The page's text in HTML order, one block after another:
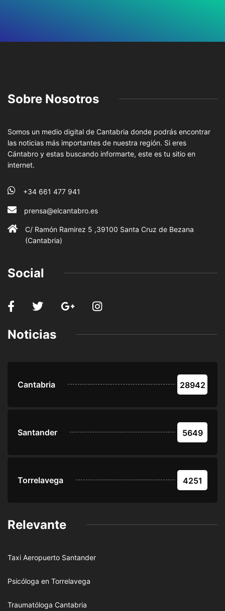
Sobre Nosotros
Somos un medio digital de Cantabria donde podrás encontrar
las noticias más importantes de nuestra región. Si eres
Cántabro y estas buscando informarte, este es tu sitio en
internet.
+34 661 477 941
prensa@elcantabro.es
C/ Ramón Ramirez 5 ,39100 Santa Cruz de Bezana
(Cantabria)
Social
Noticias
Cantabria 28942
Santander 5649
Torrelavega 4251
Relevante
Taxi Aeropuerto Santander
Psicóloga en Torrelavega
Traumatóloga Cantabria